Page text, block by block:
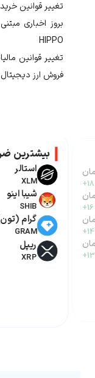
تغییر قوانین
بروز اخباری
HIPPO
تغییر قوانین
فروش ارز دیجیتال
+18
+16
+14
بیشترین
استالر
XLM
شیبا اینو
SHIB
گرام
GRAM
ریپل
XRP